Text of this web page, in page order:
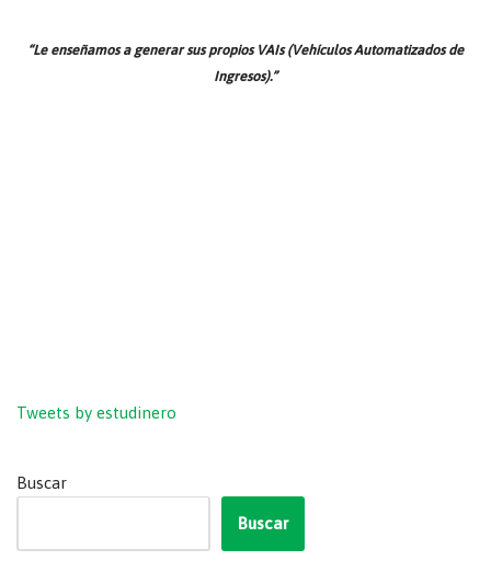
“Le enseñamos a generar sus propios VAIs (Vehículos Automatizados de
Ingresos).”
Tweets by estudinero
Buscar
Buscar